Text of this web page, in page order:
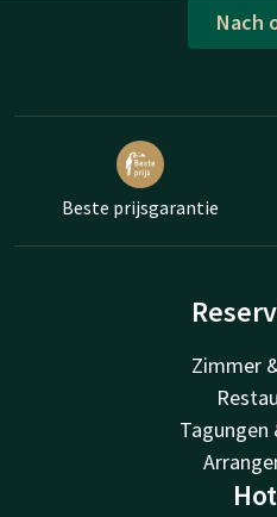
Nach
Beste prijsgarantie
Zimmer
Tagungen